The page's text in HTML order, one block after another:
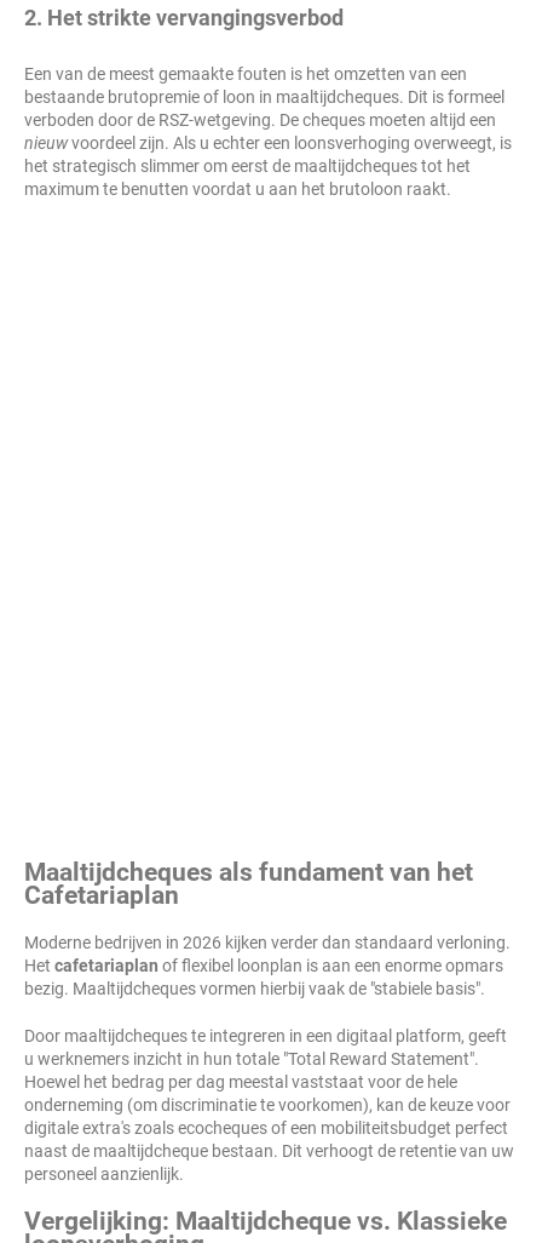
2. Het strikte vervangingsverbod
Een van de meest gemaakte fouten is het omzetten van een
bestaande brutopremie of loon in maaltijdcheques. Dit is formeel
verboden door de RSZ-wetgeving. De cheques moeten altijd een
nieuwvoordeel zijn. Als u echter een loonsverhoging overweegt, is
het strategisch slimmer om eerst de maaltijdcheques tot het
maximum te benutten voordat u aan het brutoloon raakt.
Maaltijdcheques als fundament van het
Cafetariaplan
Moderne bedrijven in 2026 kijken verder dan standaard verloning.
Het cafetariaplan of flexibel loonplan is aan een enorme opmars
bezig. Maaltijdcheques vormen hierbij vaak de "stabiele basis".
Door maaltijdcheques te integreren in een digitaal platform, geeft
u werknemers inzicht in hun totale "Total Reward Statement".
Hoewel het bedrag per dag meestal vaststaat voor de hele
onderneming (om discriminatie te voorkomen), kan de keuze voor
digitale extra's zoals ecocheques of een mobiliteitsbudget perfect
naast de maaltijdcheque bestaan. Dit verhoogt de retentie van uw
personeel aanzienlijk.
Vergelijking: Maaltijdcheque vs. Klassieke